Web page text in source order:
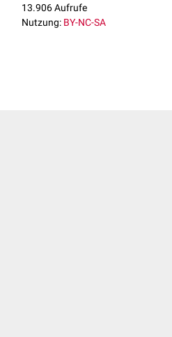
13.906 Aufrufe
Nutzung: BY-NC-SA